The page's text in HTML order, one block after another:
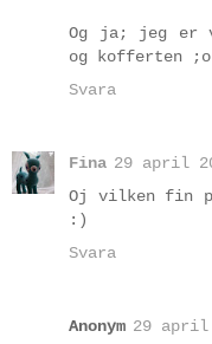
Og ja; jeg er
og kofferten
Svara
Fina 29 april
Oj vilken fin
:)
Svara
Anonym 29 april